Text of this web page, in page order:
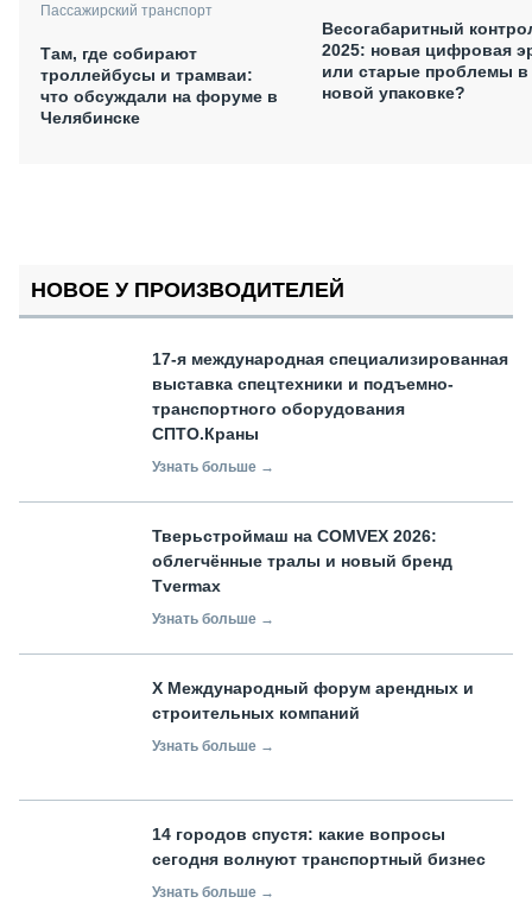
Пассажирский транспорт
Там, где собирают
троллейбусы и трамваи:
что обсуждали на форуме в
Челябинске
Весогабаритный
2025: новая цифровая
или старые проблемы в
новой упаковке?
НОВОЕ У ПРОИЗВОДИТЕЛЕЙ
17-я международная специализированная
выставка спецтехники и подъемно-
транспортного оборудования
СПТО.Краны
Узнать больше →
Тверьстроймаш на COMVEX 2026:
облегчённые тралы и новый бренд
Tvermax
Узнать больше →
X Международный форум арендных и
строительных компаний
Узнать больше →
14 городов спустя: какие вопросы
сегодня волнуют транспортный бизнес
Узнать больше →